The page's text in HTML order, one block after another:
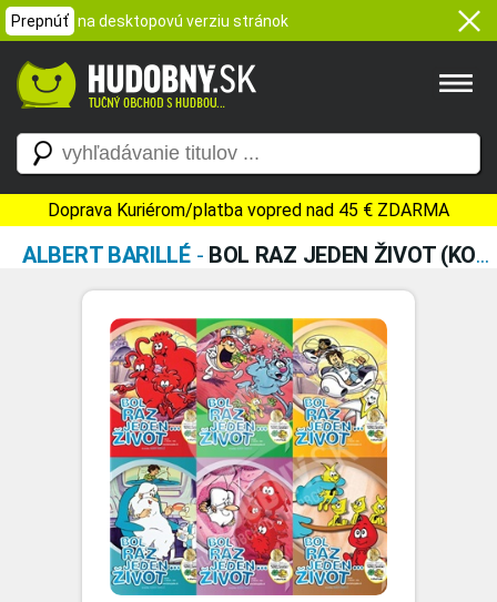
Prepnúť na desktopovú verziu stránok
Doprava Kuriérom/platba vopred nad 45 € ZDARMA
ALBERT BARILLÉ- BOL RAZ JEDEN ŽIVOT (KOLEKCIA 6DVD)